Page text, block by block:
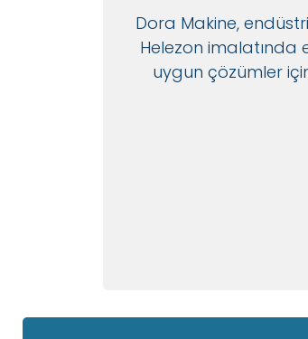
Dora Makine,
Helezon imalatında
uygun çözümler